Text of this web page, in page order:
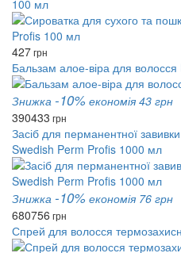
100 мл
427грн
Бальзам алое-віра для
Знижка -10% економія 43 грн
390433 грн
Засіб для перманентної
Swedish Perm Profis 1000 мл
Знижка -10% економія 76 грн
680756 грн
Спрей для волосся